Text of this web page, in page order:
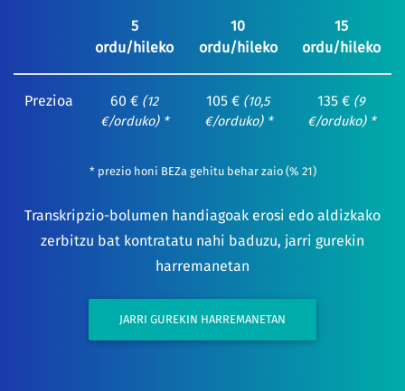
5
ordu/hileko
10
ordu/hileko
15
ordu/hileko
Prezioa 60 € (12
€/orduko) *
105 € (10,5
€/orduko) *
135 € (9
€/orduko) *
* prezio honi BEZa gehitu behar zaio (% 21)
Transkripzio-bolumen handiagoak erosi edo aldizkako
zerbitzu bat kontratatu nahi baduzu, jarri gurekin
harremanetan
JARRI GUREKIN HARREMANETAN